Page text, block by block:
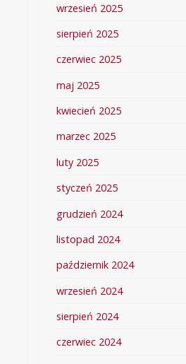
wrzesień 2025
sierpień 2025
czerwiec 2025
maj 2025
kwiecień 2025
marzec 2025
luty 2025
styczeń 2025
grudzień 2024
listopad 2024
październik 2024
wrzesień 2024
sierpień 2024
czerwiec 2024